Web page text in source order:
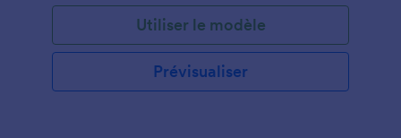
Utiliser le modèle
Prévisualiser